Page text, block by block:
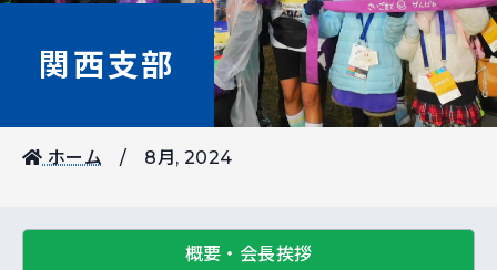
関西支部
ホーム 8月, 2024
概要・会長挨拶